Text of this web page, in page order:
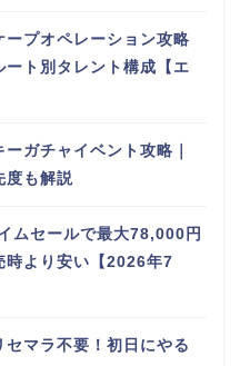
ープオペレーション攻略
ート別タレント構成【エ
ガチャイベント攻略｜
度も解説
セールで最大78,000円
時より安い【2026年7
セマラ不要！初日にやる